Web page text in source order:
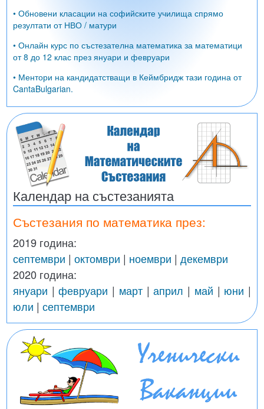
• Обновени класации на софийските училища спрямо
резултати от НВО / матури
• Онлайн курс по състезателна математика за математици
от 8 до 12 клас през януари и февруари
• Ментори на кандидатстващи в Кеймбридж тази година от
CantaBulgarian.
Календар на състезанията
Състезания по математика през:
2019 година:
септември | октомври | ноември | декември
2020 година:
януари |февруари | март|април | май | юни |
юли | септември